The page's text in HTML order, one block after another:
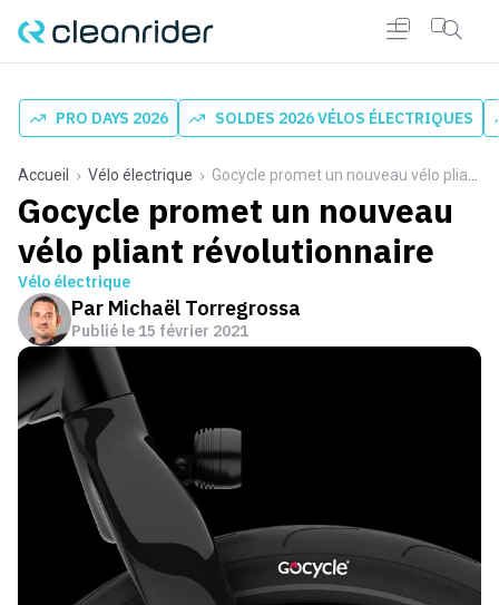
PRO DAYS 2026 SOLDES 2026 VÉLOS ÉLECTRIQUES
Accueil Vélo électrique Gocycle promet un nouveau vélo pliant révolutionnaire
Gocycle promet un nouveau
vélo pliant révolutionnaire
Vélo électrique
Par Michaël Torregrossa
Publié le15 février 2021